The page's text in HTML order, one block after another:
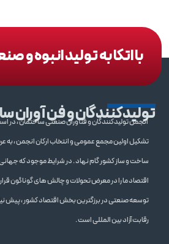
با اتکا به تولید انبوه
تولیدکنندگان و فن آوران
تشکیل اولین مجمع عمومی و انتخاب ارکان انجمن ، به
ساخت و ساز کشور گام نهاد . در شرایط موجود که
اقتصاد ما را در معرض تحولات و چالش های گوناگون
توسعه صنعتی در برزگترین بخش اقتصاد کشور ، پیش
رقابت آزاد بین المللی است .